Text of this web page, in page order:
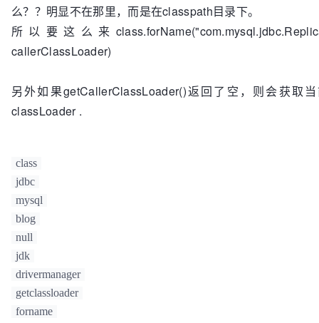
么？？明显不在那里，而是在classpath目录下。
所以要这么来
callerClassLoader)
另外如果getCallerClassLoader()返回了空，则会获取
classLoader .
class
jdbc
mysql
blog
null
jdk
drivermanager
getclassloader
forname